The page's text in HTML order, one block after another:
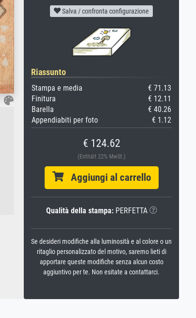
Salva / confronta configurazione
Riassunto
Stampa e media
€ 71.13
Finitura
€ 12.11
Barella
€ 40.26
Appendiabiti per foto
€ 1.12
€ 124.62
(Enthält 22% MwSt.)
Aggiungi al carrello
Qualità della stampa:PERFETTA
Se desideri modifiche alla luminosità e al colore o un
ritaglio personalizzato del motivo, saremo lieti di
apportare queste modifiche senza alcun costo
aggiuntivo per te. Non esitate a contattarci.